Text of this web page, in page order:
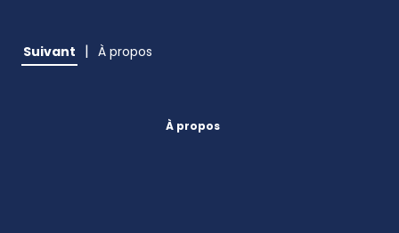
Suivant | À propos
À propos